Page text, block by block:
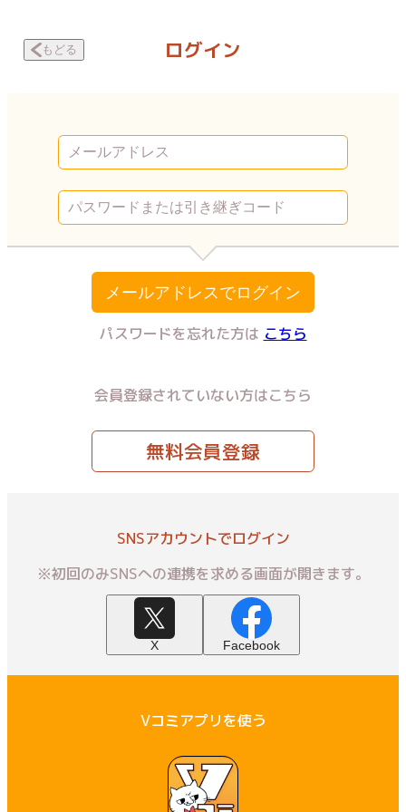
もどる ログイン
メールアドレスでログイン
パスワードを忘れた方は こちら
会員登録されていない方はこちら
無料会員登録
SNSアカウントでログイン
※初回のみSNSへの連携を求める画面が開きます。
X Facebook
Vコミアプリを使う